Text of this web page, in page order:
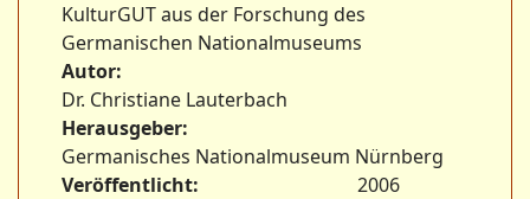
KulturGUT aus der Forschung des
Germanischen Nationalmuseums
Autor:
Dr. Christiane Lauterbach
Herausgeber:
Germanisches Nationalmuseum Nürnberg
Veröffentlicht:
2006